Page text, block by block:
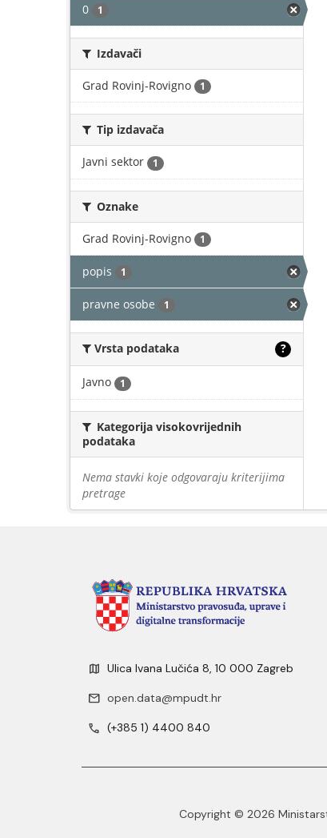
0 1
Izdavači
Grad Rovinj-Rovigno 1
Tip izdavača
Javni sektor 1
Oznake
Grad Rovinj-Rovigno 1
popis 1
pravne osobe 1
Vrsta podataka ?
Javno 1
Kategorija visokovrijednih
podataka
Nema stavki koje odgovaraju kriterijima
pretrage